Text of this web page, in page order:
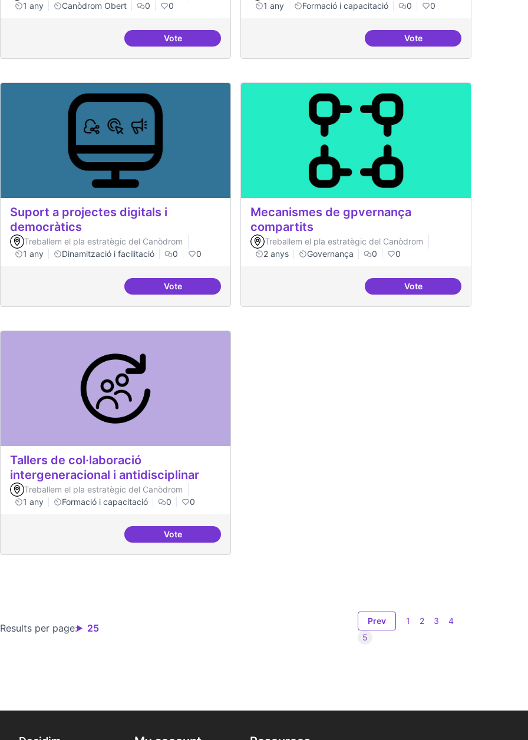
1 any
Canòdrom Obert 0 0
VoteCanòdrom com a refugi en cas de tall d'internet
1 any
Formació i capacitació 0 0
VoteSensibilització FLOSS
Suport a projectes digitals i
democràtics
Treballem el pla estratègic del Canòdrom
1 any
Dinamització i facilitació 0 0
VoteSuport a projectes digitals i democràtics
Mecanismes de gpvernança
compartits
Treballem el pla estratègic del Canòdrom
2 anys
Governança 0 0
VoteMecanismes de
Tallers de col·laboració
intergeneracional i antidisciplinar
Treballem el pla estratègic del Canòdrom
1 any
Formació i capacitació 0 0
VoteTallers de col·laboració intergeneracional i antidisciplinar
Results per page: 25
Prev 1 2 3
4
5